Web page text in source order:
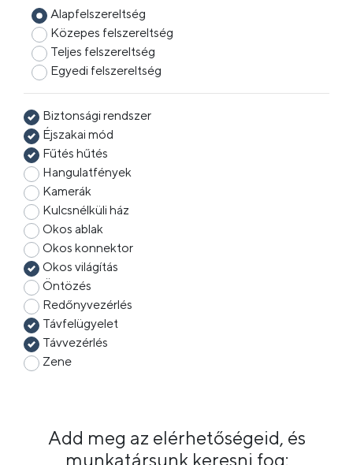
Alapfelszereltség
Közepes felszereltség
Teljes felszereltség
Egyedi felszereltség
Biztonsági rendszer
Éjszakai mód
Fűtés hűtés
Hangulatfények
Kamerák
Kulcsnélküli ház
Okos ablak
Okos konnektor
Okos világítás
Öntözés
Redőnyvezérlés
Távfelügyelet
Távvezérlés
Zene
Add meg az elérhetőségeid, és
munkatársunk keresni fog: